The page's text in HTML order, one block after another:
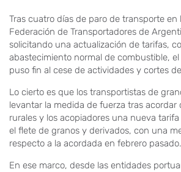
Tras cuatro días de paro de transporte en
Federación de Transportadores de
solicitando una actualización de tarifas,
abastecimiento normal de combustible,
puso fin al cese de actividades y cortes
Lo cierto es que los transportistas de
levantar la medida de fuerza tras acordar
rurales y los acopiadores una nueva
el flete de granos y derivados, con una
respecto a la acordada en febrero pasado.
En ese marco, desde las entidades